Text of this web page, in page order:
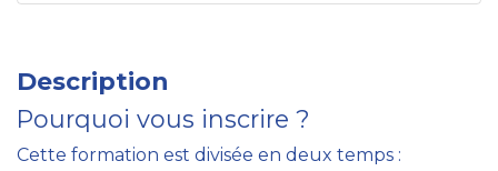
Description
Pourquoi vous inscrire ?
Cette formation est divisée en deux temps :